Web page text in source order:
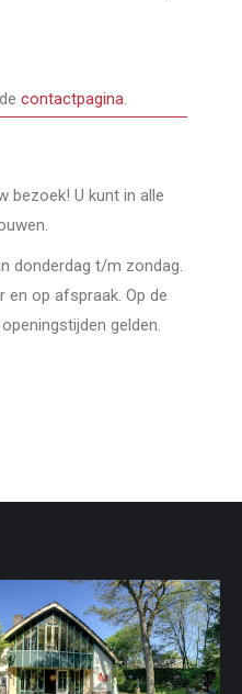
contactpagina.
bezoek! U kunt in alle
donderdag t/m zondag.
en op afspraak. Op de
gelden.